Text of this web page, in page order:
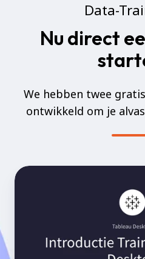
Data-
Nu direct
We hebben twee
ontwikkeld om je
Gratis